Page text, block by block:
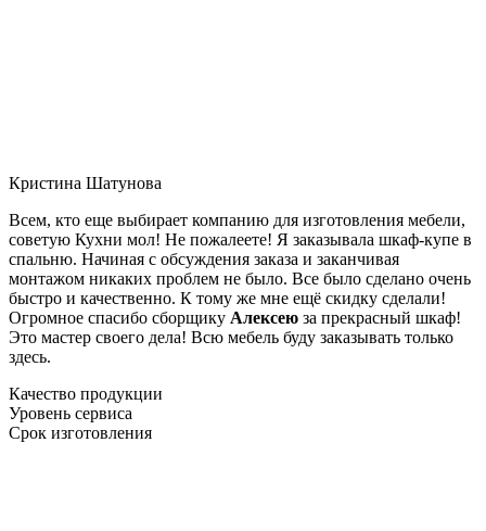
Кристина Шатунова
Всем, кто еще выбирает компанию для изготовления мебели,
советую Кухни мол! Не пожалеете! Я заказывала шкаф-купе в
спальню. Начиная с обсуждения заказа и заканчивая
монтажом никаких проблем не было. Все было сделано очень
быстро и качественно. К тому же мне ещё скидку сделали!
Огромное спасибо сборщику Алексею за прекрасный шкаф!
Это мастер своего дела! Всю мебель буду заказывать только
здесь.
Качество продукции
Уровень сервиса
Срок изготовления